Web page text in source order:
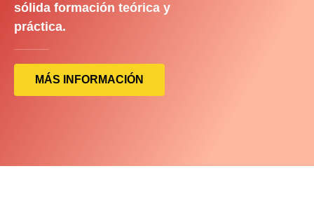
sólida formación teórica y
práctica.
MÁS INFORMACIÓN